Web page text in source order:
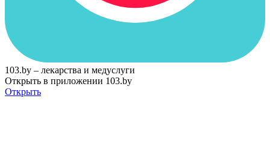
103.by – лекарства и медуслуги
Открыть в приложении 103.by
Открыть